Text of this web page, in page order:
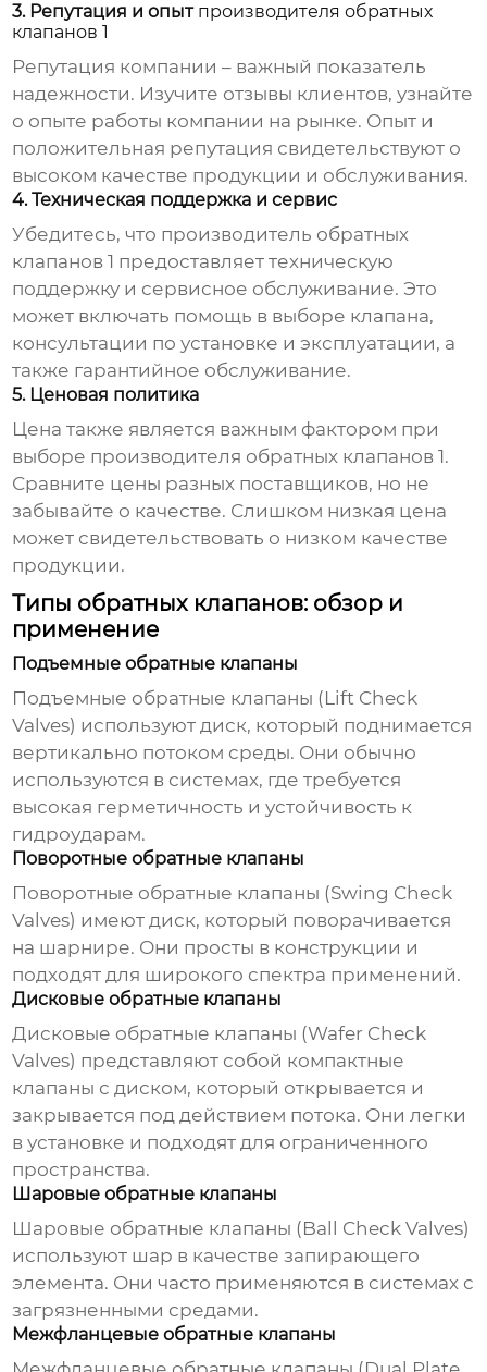
3. Репутация и опыт производителя обратных
клапанов 1
Репутация компании – важный показатель
надежности. Изучите отзывы клиентов, узнайте
о опыте работы компании на рынке. Опыт и
положительная репутация свидетельствуют о
высоком качестве продукции и обслуживания.
4. Техническая поддержка и сервис
Убедитесь, что производитель обратных
клапанов 1 предоставляет техническую
поддержку и сервисное обслуживание. Это
может включать помощь в выборе клапана,
консультации по установке и эксплуатации, а
также гарантийное обслуживание.
5. Ценовая политика
Цена также является важным фактором при
выборе производителя обратных клапанов 1.
Сравните цены разных поставщиков, но не
забывайте о качестве. Слишком низкая цена
может свидетельствовать о низком качестве
продукции.
Типы обратных клапанов: обзор и
применение
Подъемные обратные клапаны
Подъемные обратные клапаны (Lift Check
Valves) используют диск, который поднимается
вертикально потоком среды. Они обычно
используются в системах, где требуется
высокая герметичность и устойчивость к
гидроударам.
Поворотные обратные клапаны
Поворотные обратные клапаны (Swing Check
Valves) имеют диск, который поворачивается
на шарнире. Они просты в конструкции и
подходят для широкого спектра применений.
Дисковые обратные клапаны
Дисковые обратные клапаны (Wafer Check
Valves) представляют собой компактные
клапаны с диском, который открывается и
закрывается под действием потока. Они легки
в установке и подходят для ограниченного
пространства.
Шаровые обратные клапаны
Шаровые обратные клапаны (Ball Check Valves)
используют шар в качестве запирающего
элемента. Они часто применяются в системах с
загрязненными средами.
Межфланцевые обратные клапаны